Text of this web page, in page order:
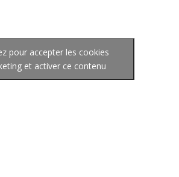
pour accepter les cookies
et activer ce contenu